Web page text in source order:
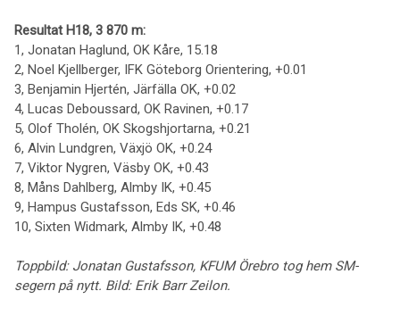
Resultat H18, 3 870 m:
1, Jonatan Haglund, OK Kåre, 15.18
2, Noel Kjellberger, IFK Göteborg Orientering, +0.01
3, Benjamin Hjertén, Järfälla OK, +0.02
4, Lucas Deboussard, OK Ravinen, +0.17
5, Olof Tholén, OK Skogshjortarna, +0.21
6, Alvin Lundgren, Växjö OK, +0.24
7, Viktor Nygren, Väsby OK, +0.43
8, Måns Dahlberg, Almby IK, +0.45
9, Hampus Gustafsson, Eds SK, +0.46
10, Sixten Widmark, Almby IK, +0.48
Toppbild: Jonatan Gustafsson, KFUM Örebro tog hem SM-
segern på nytt. Bild: Erik Barr Zeilon.